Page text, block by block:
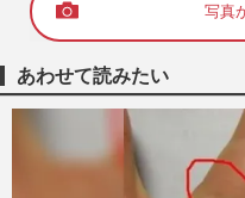
写真
あわせて読みたい